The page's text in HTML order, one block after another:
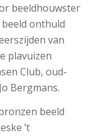
beeldhouwster
onthuld
van
plavuizen
Club, oud-
Bergmans.
beeld
’t